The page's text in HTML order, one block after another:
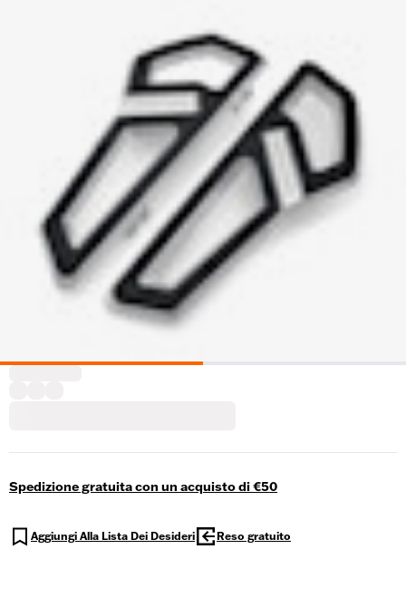
Spedizione gratuita con un acquisto di €50
Aggiungi Alla Lista Dei Desideri Reso gratuito